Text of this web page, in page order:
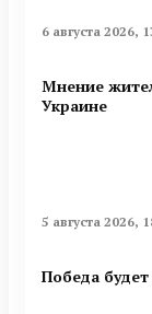
6 августа 2026,
Мнение
Украине
5 августа 2026,
Победа